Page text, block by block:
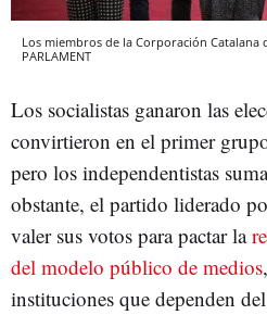
Los miembros de la Corporación Catalana
PARLAMENT
Los socialistas ganaron las
convirtieron en el primer
pero los independentistas
obstante, el partido liderado
valer sus votos para pactar la
del modelo público de medios
instituciones que dependen